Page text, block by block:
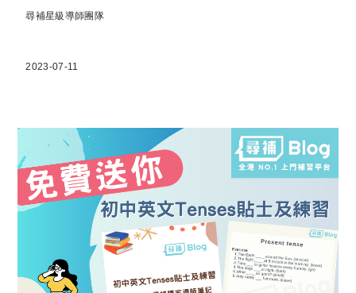
尋補星級導師團隊
2023-07-11